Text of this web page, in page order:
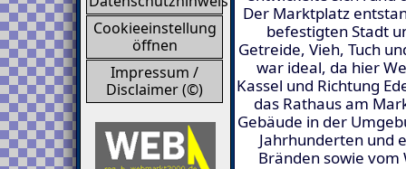
Cookieeinstellung
öffnen
Impressum /
Disclaimer (©)
Der Marktplatz
befestigten Stadt
Getreide, Vieh, Tuch
war ideal, da hier
Kassel und Richtung
das Rathaus am
Gebäude in der
Jahrhunderten und
Bränden sowie